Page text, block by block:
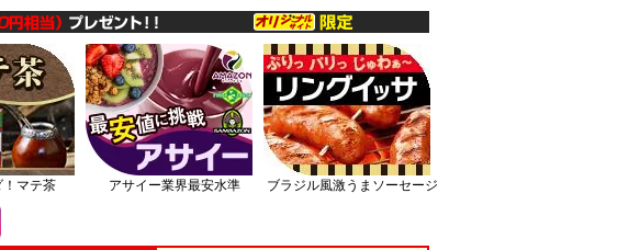
！マテ茶 アサイー業界最安水準 ブラジル風激うまソーセージ